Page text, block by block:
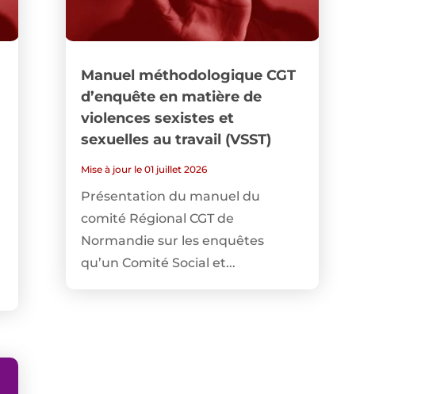
Manuel méthodologique CGT
d’enquête en matière de
violences sexistes et
sexuelles au travail (VSST)
Mise à jour le 01 juillet 2026
Présentation du manuel du
comité Régional CGT de
Normandie sur les enquêtes
qu’un Comité Social et...